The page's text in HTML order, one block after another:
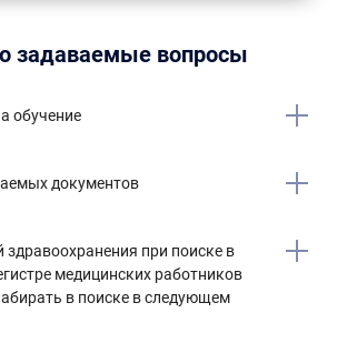
задаваемые вопросы
обучение
документов
при поиске в
медицинских работников
в поиске в следующем